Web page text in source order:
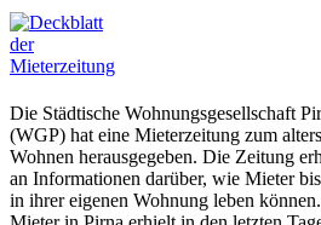
Die Städtische Wohnungsgesellschaft
(WGP) hat eine Mieterzeitung zum
Wohnen herausgegeben. Die Zeitung
an Informationen darüber, wie Mieter
in ihrer eigenen Wohnung leben